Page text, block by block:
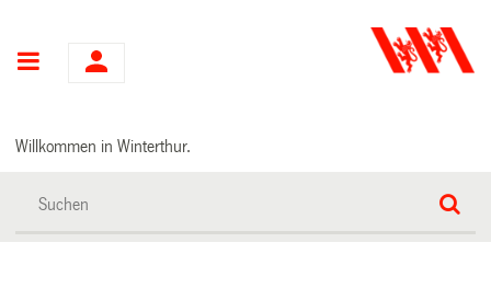
Hauptnavigation
Willkommen in Winterthur.